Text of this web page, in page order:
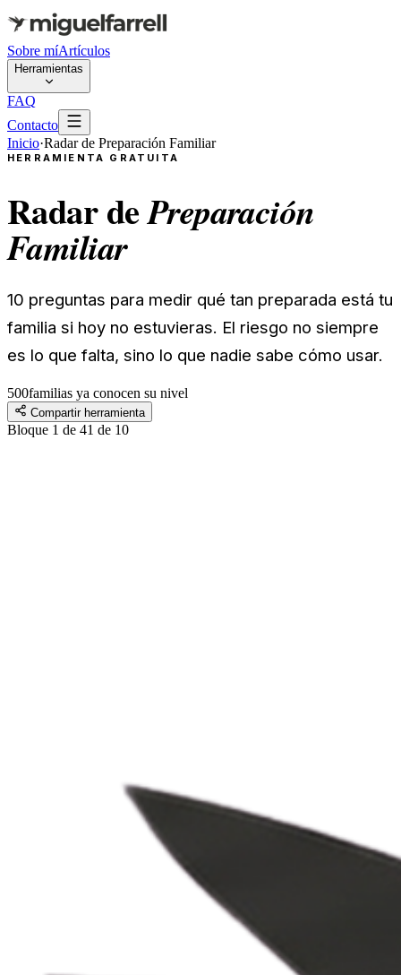
Sobre míArtículos
Herramientas
FAQ
Contacto
Inicio·Radar de Preparación Familiar
HERRAMIENTA GRATUITA
Radar dePreparación
Familiar
10 preguntas para medir qué tan preparada está tu
familia si hoy no estuvieras. El riesgo no siempre
es lo que falta, sino lo que nadie sabe cómo usar.
500familias ya conocen su nivel
Compartir herramienta
Bloque 1 de 41 de 10